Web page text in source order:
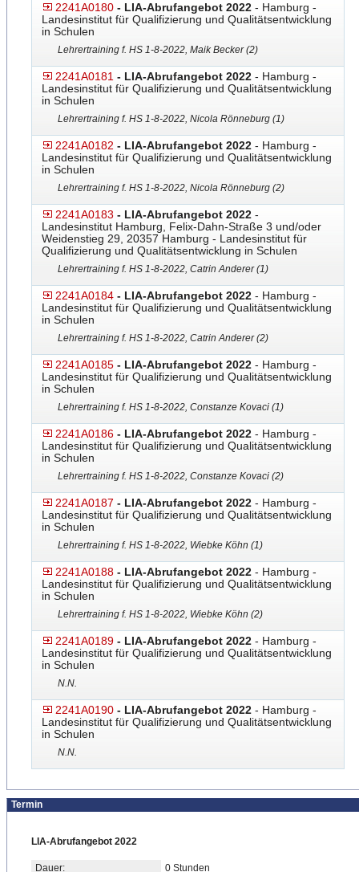
2241A0180 - LIA-Abrufangebot 2022 - Hamburg -
Landesinstitut für Qualifizierung und Qualitätsentwicklung
in Schulen
Lehrertraining f. HS 1-8-2022, Maik Becker (2)
2241A0181 - LIA-Abrufangebot 2022 - Hamburg -
Landesinstitut für Qualifizierung und Qualitätsentwicklung
in Schulen
Lehrertraining f. HS 1-8-2022, Nicola Rönneburg (1)
2241A0182 - LIA-Abrufangebot 2022 - Hamburg -
Landesinstitut für Qualifizierung und Qualitätsentwicklung
in Schulen
Lehrertraining f. HS 1-8-2022, Nicola Rönneburg (2)
2241A0183 - LIA-Abrufangebot 2022 -
Landesinstitut Hamburg, Felix-Dahn-Straße 3 und/oder
Weidenstieg 29, 20357 Hamburg - Landesinstitut für
Qualifizierung und Qualitätsentwicklung in Schulen
Lehrertraining f. HS 1-8-2022, Catrin Anderer (1)
2241A0184 - LIA-Abrufangebot 2022 - Hamburg -
Landesinstitut für Qualifizierung und Qualitätsentwicklung
in Schulen
Lehrertraining f. HS 1-8-2022, Catrin Anderer (2)
2241A0185 - LIA-Abrufangebot 2022 - Hamburg -
Landesinstitut für Qualifizierung und Qualitätsentwicklung
in Schulen
Lehrertraining f. HS 1-8-2022, Constanze Kovaci (1)
2241A0186 - LIA-Abrufangebot 2022 - Hamburg -
Landesinstitut für Qualifizierung und Qualitätsentwicklung
in Schulen
Lehrertraining f. HS 1-8-2022, Constanze Kovaci (2)
2241A0187 - LIA-Abrufangebot 2022 - Hamburg -
Landesinstitut für Qualifizierung und Qualitätsentwicklung
in Schulen
Lehrertraining f. HS 1-8-2022, Wiebke Köhn (1)
2241A0188 - LIA-Abrufangebot 2022 - Hamburg -
Landesinstitut für Qualifizierung und Qualitätsentwicklung
in Schulen
Lehrertraining f. HS 1-8-2022, Wiebke Köhn (2)
2241A0189 - LIA-Abrufangebot 2022 - Hamburg -
Landesinstitut für Qualifizierung und Qualitätsentwicklung
in Schulen
N.N.
2241A0190 - LIA-Abrufangebot 2022 - Hamburg -
Landesinstitut für Qualifizierung und Qualitätsentwicklung
in Schulen
N.N.
Termin
LIA-Abrufangebot 2022
Dauer: 0 Stunden